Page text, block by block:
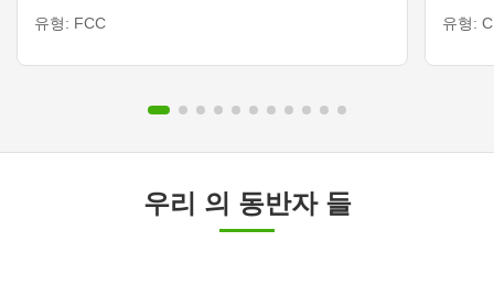
유형: FCC 유형:
우리 의 동반자 들